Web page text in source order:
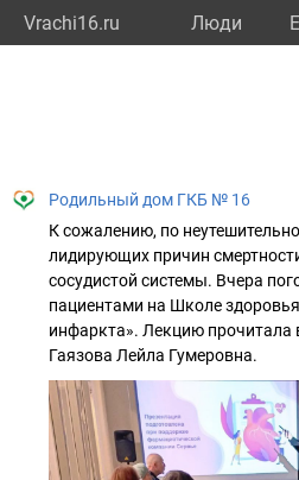
Vrachi16.ru Люди
Родильный дом ГКБ № 16
К сожалению, по
лидирующих причин
сосудистой системы. Вчера
пациентами на Школе
инфаркта». Лекцию
Гаязова Лейла Гумеровна.